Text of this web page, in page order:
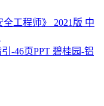
2021版 中
碧桂园-铝